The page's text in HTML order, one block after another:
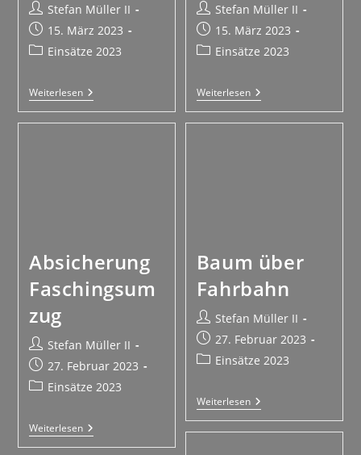
Stefan Müller II
15. März 2023
Einsätze 2023
Weiterlesen
Stefan Müller II
15. März 2023
Einsätze 2023
Weiterlesen
Absicherung
Faschingsum
zug
Stefan Müller II
27. Februar 2023
Einsätze 2023
Weiterlesen
Baum über
Fahrbahn
Stefan Müller II
27. Februar 2023
Einsätze 2023
Weiterlesen